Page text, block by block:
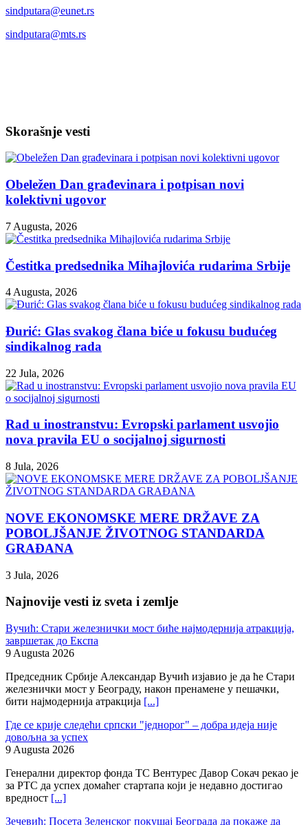
sindputara@eunet.rs
sindputara@mts.rs
Skorašnje vesti
Obeležen Dan građevinara i potpisan novi
kolektivni ugovor
7 Augusta, 2026
Čestitka predsednika Mihajlovića rudarima Srbije
4 Augusta, 2026
Đurić: Glas svakog člana biće u fokusu budućeg
sindikalnog rada
22 Jula, 2026
Rad u inostranstvu: Evropski parlament usvojio
nova pravila EU o socijalnoj sigurnosti
8 Jula, 2026
NOVE EKONOMSKE MERE DRŽAVE ZA
POBOLJŠANJE ŽIVOTNOG STANDARDA
GRAĐANA
3 Jula, 2026
Najnovije vesti iz sveta i zemlje
Вучић: Стари железнички мост биће најмодернија атракција,
завршетак до Експа
9 Augusta 2026
Председник Србије Александар Вучић изјавио је да ће Стари
железнички мост у Београду, након пренамене у пешачки,
бити најмодернија атракција [...]
Где се крије следећи српски "једнорог" – добра идеја није
довољна за успех
9 Augusta 2026
Генерални директор фонда ТС Вентурес Давор Сокач рекао је
за РТС да успех домаћег стартапа који је недавно достигао
вредност [...]
Зечевић: Посета Зеленског покушај Београда да покаже да